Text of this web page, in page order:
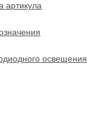
артикула
освещения